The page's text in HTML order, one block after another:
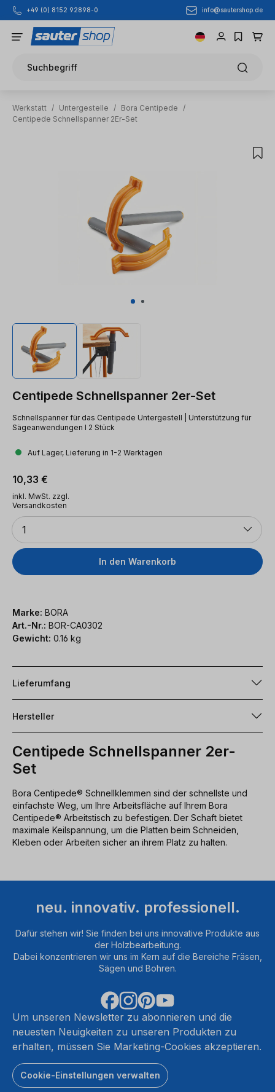
Zum Hauptinhalt springen
+49 (0) 8152 92898-0 info@sautershop.de
Suchbegriff
Werkstatt / Untergestelle / Bora Centipede
/
Centipede Schnellspanner 2Er-Set
Centipede Schnellspanner 2er-Set
Schnellspanner für das Centipede Untergestell | Unterstützung für
Sägeanwendungen l 2 Stück
Auf Lager, Lieferung in 1-2 Werktagen
Regulärer Preis:
10,33 €
inkl. MwSt. zzgl.
Versandkosten
Anzahl
1
In den Warenkorb
Marke: BORA
Art.-Nr.: BOR-CA0302
Gewicht: 0.16 kg
Lieferumfang
Hersteller
Centipede Schnellspanner 2er-
Set
Bora Centipede® Schnellklemmen sind der schnellste und
einfachste Weg, um Ihre Arbeitsfläche auf Ihrem Bora
Centipede® Arbeitstisch zu befestigen. Der Schaft bietet
maximale Keilspannung, um die Platten beim Schneiden,
Kleben oder Arbeiten sicher an ihrem Platz zu halten.
neu. innovativ. professionell.
Dafür stehen wir! Sie finden bei uns innovative Produkte aus
der Holzbearbeitung.
Dabei konzentrieren wir uns im Kern auf die Bereiche Fräsen,
Sägen und Bohren.
Um unseren Newsletter zu abonnieren und die
neuesten Neuigkeiten zu unseren Produkten zu
erhalten, müssen Sie Marketing-Cookies akzeptieren.
Cookie-Einstellungen verwalten